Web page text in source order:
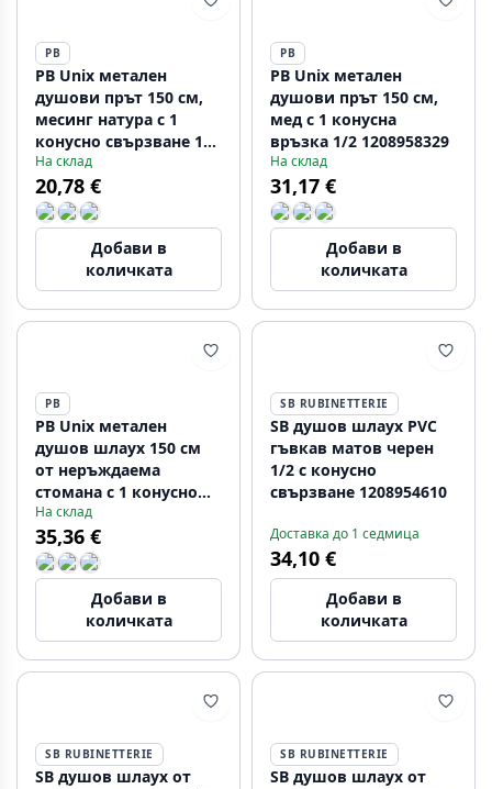
PB
PB Unix метален
душови прът 150 см,
месинг натура с 1
конусно свързване 1/2
1208958327
На склад
20,78 €
Добави в
количката
PB
PB Unix метален
душови прът 150 см,
мед с 1 конусна
връзка 1/2 1208958329
На склад
31,17 €
Добави в
количката
PB
PB Unix метален
душов шлаух 150 см
от неръждаема
стомана с 1 конусно
свързване 1/2
1208958330
На склад
35,36 €
Добави в
количката
SB RUBINETTERIE
SB душов шлаух PVC
гъвкав матов черен
1/2 с конусно
свързване 1208954610
Доставка до 1 седмица
34,10 €
Добави в
количката
SB RUBINETTERIE
SB душов шлаух от
SB RUBINETTERIE
SB душов шлаух от